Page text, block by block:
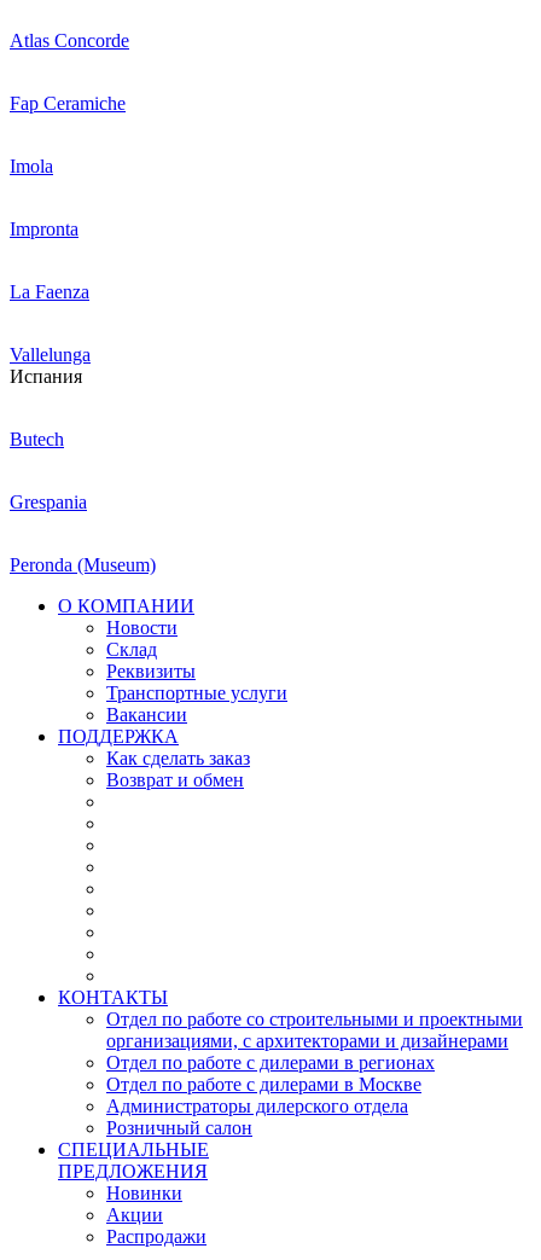
Atlas Concorde
Fap Ceramiche
Imola
Impronta
La Faenza
Vallelunga
Испания
Butech
Grespania
Peronda (Museum)
О КОМПАНИИ
Новости
Склад
Реквизиты
Транспортные услуги
Вакансии
ПОДДЕРЖКА
Как сделать заказ
Возврат и обмен
КОНТАКТЫ
Отдел по работе со строительными и проектными
организациями, с архитекторами и дизайнерами
Отдел по работе с дилерами в регионах
Отдел по работе с дилерами в Москве
Администраторы дилерского отдела
Розничный салон
СПЕЦИАЛЬНЫЕ
ПРЕДЛОЖЕНИЯ
Новинки
Акции
Распродажи